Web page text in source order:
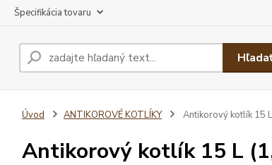
Špecifikácia tovaru
Úvod ANTIKOROVÉ KOTLÍKY Antikorový kotlík 15
Antikorový kotlík 15 L